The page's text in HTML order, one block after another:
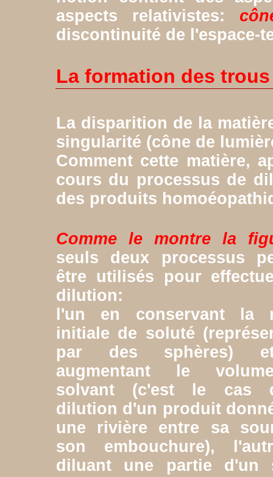
aspects relativistes:
discontinuité de l'espace-
La formation des
La disparition de la
singularité (cône de
Comment cette matière,
cours du processus de
des produits
Comme le montre la
seuls deux processus
être utilisés pour
dilution:
l'un en conservant la
initiale de soluté
par des sphères)
augmentant le
solvant (c'est le cas
dilution d'un produit
une rivière entre sa
son embouchure),
diluant une partie d'un